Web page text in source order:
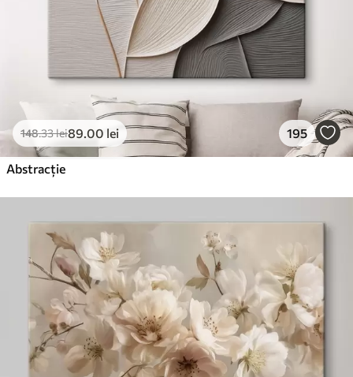
148.33lei89.00 lei 195
Abstracție